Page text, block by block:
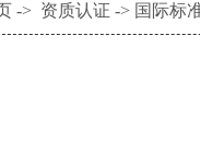
-> 资质认证 -> 国际标